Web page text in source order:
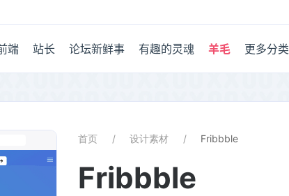
端 站长 论坛新鲜事 有趣的灵魂 羊毛 更多分类
首页 设计素材 Fribbble
Fribbble